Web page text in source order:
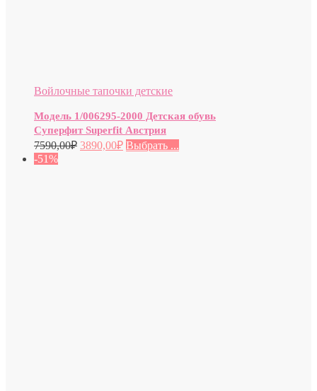
Войлочные тапочки детские
Модель 1/006295-2000 Детская обувь
Суперфит Superfit Австрия
7590,00₽ 3890,00₽ Выбрать ...
-51%